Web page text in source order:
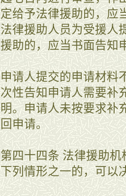
定给予法律援助的，应
法律援助人员为受援人
援助的，应当书面告知
申请人提交的申请材料
次性告知申请人需要补
明。申请人未按要求补
回申请。
第四十四条 法律援助
下列情形之一的，可以